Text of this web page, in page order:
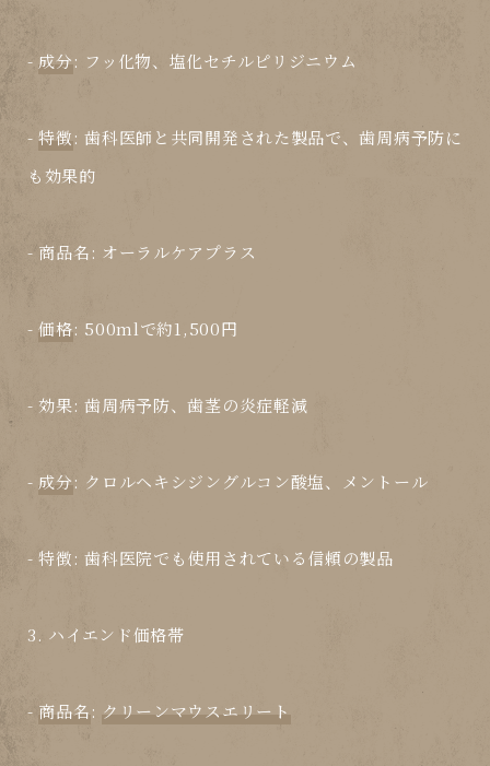
- 成分: フッ化物、塩化セチルピリジニウム
-特徴: 歯科医師と共同開発された製品で、歯周病予防に
も効果的
- 商品名: オーラルケアプラス
-価格: 500mlで約1,500円
-効果: 歯周病予防、歯茎の炎症軽減
- 成分: クロルヘキシジングルコン酸塩、メントール
-特徴: 歯科医院でも使用されている信頼の製品
3. ハイエンド価格帯
- 商品名: クリーンマウスエリート